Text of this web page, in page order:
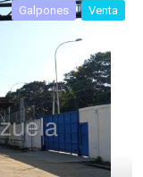
Galpones Venta